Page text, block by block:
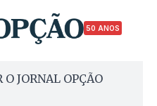
50 ANOS
JORNAL OPÇÃO